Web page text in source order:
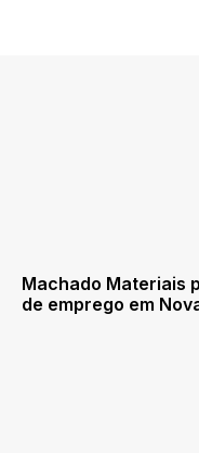
Machado Materiais
de emprego em